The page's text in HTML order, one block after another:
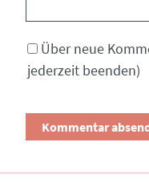
Über neue
jederzeit beenden)